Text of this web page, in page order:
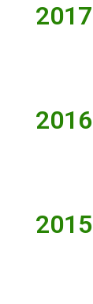
2017
2016
2015